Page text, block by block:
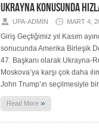
UKRAYNA KONUSUNDA
UPA-ADMIN MART 4,
Giriş Geçtiğimiz yıl Kasım
sonucunda Amerika Birleşik
47. Başkanı olarak Ukrayna-
Moskova’ya karşı çok daha
John Trump’ın seçilmesiyle
Read More »